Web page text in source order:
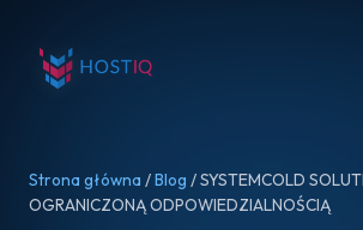
Strona główna /Blog / SYSTEMCOLD
OGRANICZONĄ ODPOWIEDZIALNOŚCIĄ